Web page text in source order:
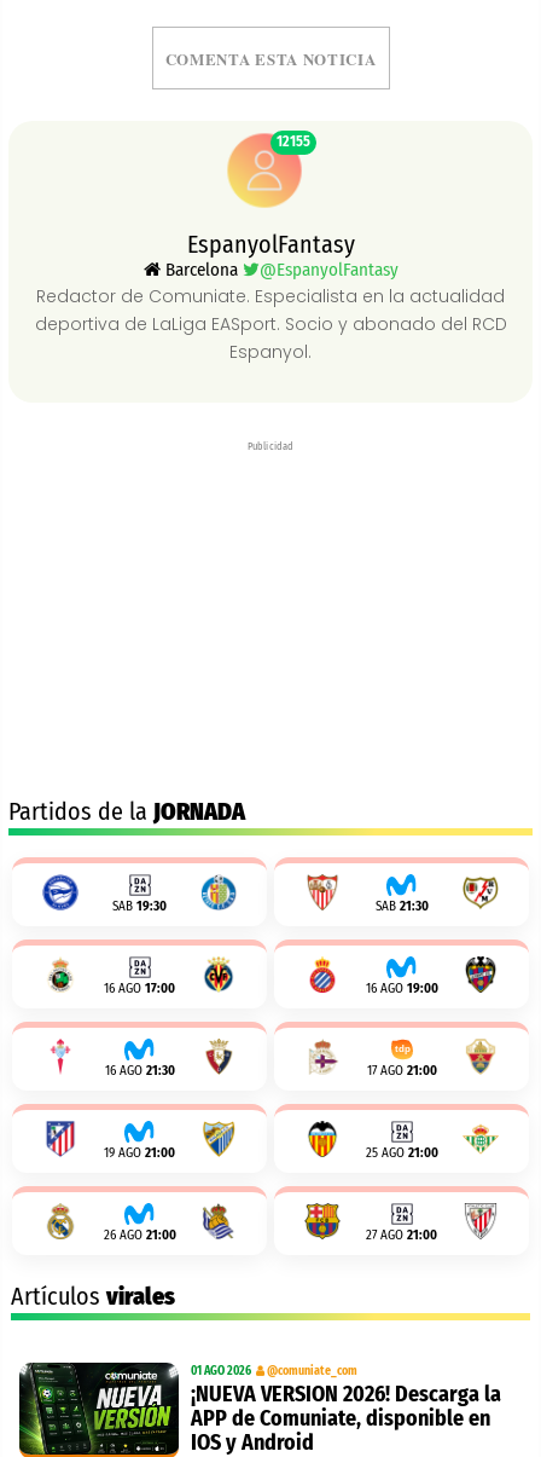
COMENTA ESTA NOTICIA
12155
EspanyolFantasy
Barcelona @EspanyolFantasy
Redactor de Comuniate. Especialista en la actualidad
deportiva de LaLiga EASport. Socio y abonado del RCD
Espanyol.
Publicidad
Partidos de la JORNADA
SAB 19:30 SAB 21:30
16 AGO 17:00 16 AGO 19:00
16 AGO 21:30 17 AGO 21:00
19 AGO 21:00 25 AGO 21:00
26 AGO 21:00 27 AGO 21:00
Artículosvirales
01 AGO 2026 @comuniate_com
¡NUEVA VERSION 2026! Descarga la
APP de Comuniate, disponible en
IOS y Android